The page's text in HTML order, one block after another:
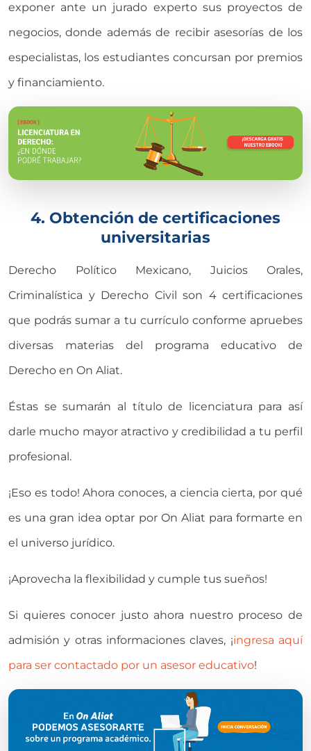
exponer ante un jurado experto sus proyectos de
negocios, donde además de recibir asesorías de los
especialistas, los estudiantes concursan por premios
y financiamiento.
4. Obtención de certificaciones
universitarias
Derecho Político Mexicano, Juicios Orales,
Criminalística y Derecho Civil son 4 certificaciones
que podrás sumar a tu currículo conforme apruebes
diversas materias del programa educativo de
Derecho en On Aliat.
Éstas se sumarán al título de licenciatura para así
darle mucho mayor atractivo y credibilidad a tu perfil
profesional.
¡Eso es todo! Ahora conoces, a ciencia cierta, por qué
es una gran idea optar por On Aliat para formarte en
el universo jurídico.
¡Aprovecha la flexibilidad y cumple tus sueños!
Si quieres conocer justo ahora nuestro proceso de
admisión y otras informaciones claves, ¡ingresa aquí
para ser contactado por un asesor educativo!